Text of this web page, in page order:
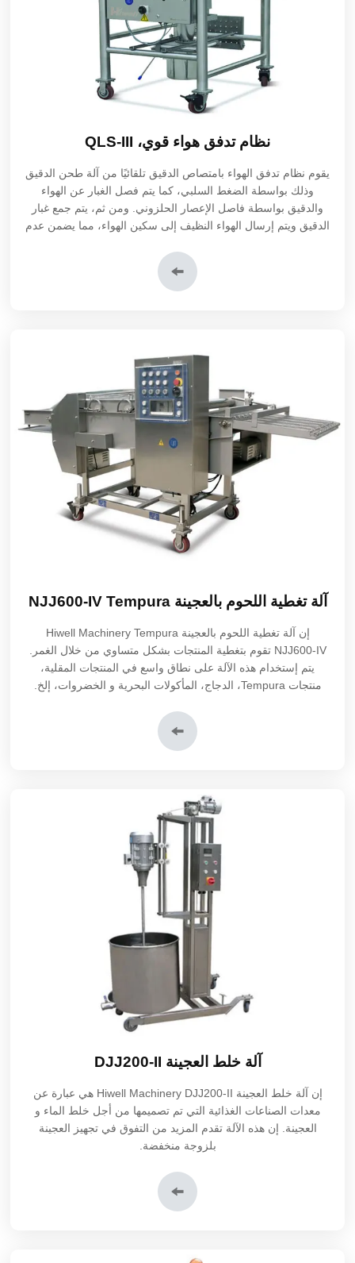
نظام تدفق هواء قوي، QLS-III
يقوم نظام تدفق الهواء بامتصاص الدقيق تلقائيًا من آلة طحن الدقيق
وذلك بواسطة الضغط السلبي، كما يتم فصل الغبار عن الهواء
والدقيق بواسطة فاصل الإعصار الحلزوني. ومن ثم، يتم جمع غبار
الدقيق ويتم إرسال الهواء النظيف إلى سكين الهواء، مما يضمن عدم
إلى ذلك، يعمل نظام تدفق الهواء هذا جنبًا إلى جنب مع المفك أو
الأسطوانة.
آلة تغطية اللحوم بالعجينة Tempura NJJ600-IV
إن آلة تغطية اللحوم بالعجينة Tempura
Hiwell Machinery
NJJ600-IV تقوم بتغطية المنتجات بشكل متساوي من خلال الغمر.
يتم إستخدام هذه الآلة على نطاق واسع في المنتجات المقلية،
منتجات Tempura، الدجاج، المأكولات البحرية و الخضروات، إلخ.
آلة خلط العجينة DJJ200-II
إن آلة خلط العجينة DJJ200-II
Hiwell Machinery هي عبارة عن
معدات الصناعات الغذائية التي تم تصميمها من أجل خلط الماء و
العجينة. إن هذه الآلة تقدم المزيد من التفوق في تجهيز العجينة
بلزوجة منخفضة.